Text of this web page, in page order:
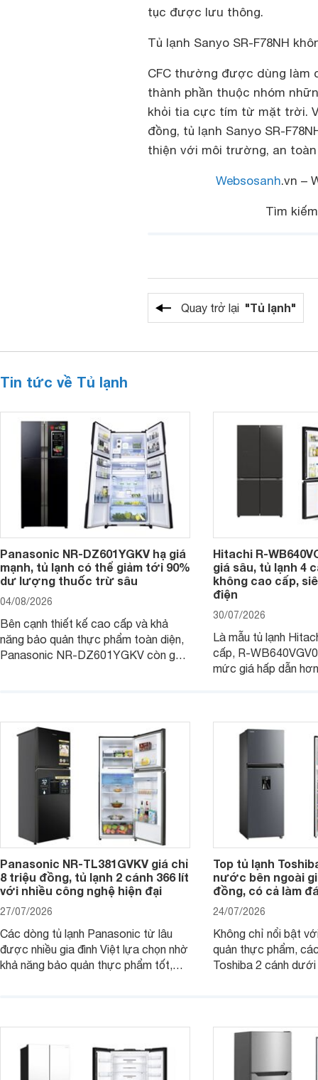
tục được lưu thông.
Tủ lạnh Sanyo SR-F78NH
CFC thường được dùng làm
thành phần thuộc nhóm
khỏi tia cực tím từ mặt trời.
đồng, tủ lạnh Sanyo SR-
thiện với môi trường, an
Websosanh.vn –
Tìm
Quay trở lại "Tủ lạnh"
Tin tức về Tủ lạnh
Panasonic NR-DZ601YGKV hạ giá
mạnh, tủ lạnh có thể giảm tới 90%
dư lượng thuốc trừ sâu
04/08/2026
Bên cạnh thiết kế cao cấp và khả
năng bảo quản thực phẩm toàn diện,
Panasonic NR-DZ601YGKV còn gây
Hitachi R-
giá sâu, tủ lạnh 4
không cao cấp,
điện
30/07/2026
Là mẫu tủ lạnh
cấp, R-
mức giá hấp dẫn
nhiều công nghệ.
Panasonic NR-TL381GVKV giá chỉ
8 triệu đồng, tủ lạnh 2 cánh 366 lít
với nhiều công nghệ hiện đại
27/07/2026
Các dòng tủ lạnh Panasonic từ lâu
được nhiều gia đình Việt lựa chọn nhờ
khả năng bảo quản thực phẩm tốt,
phân khúc khiến không ít người dùng
phải cân nhắc. Trên thị trường hiện
Top tủ lạnh
nước bên ngoài
đồng, có cả làm
24/07/2026
Không chỉ nổi bật
quản thực phẩm,
Toshiba 2 cánh